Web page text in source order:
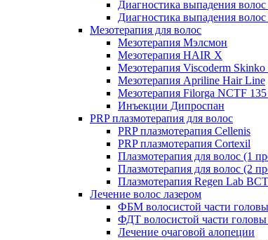
Диагностика выпадения
Диагностика выпадения
Мезотерапия для волос
Мезотерапия Мэлсмон
Мезотерапия HAIR X
Мезотерапия Viscoderm Skinko
Мезотерапия Apriline Hair Line
Мезотерапия Filorga NCTF
Инъекции Дипроспан
PRP плазмотерапия для волос
PRP плазмотерапия Cellenis
PRP плазмотерапия Cortexil
Плазмотерапия для волос (1
Плазмотерапия для волос (2
Плазмотерапия Regen Lab
Лечение волос лазером
ФБМ волосистой части головы
ФДТ волосистой части головы
Лечение очаговой алопеции